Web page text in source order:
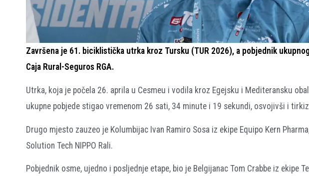
Završena je 61. biciklistička utrka kroz Tursku (TUR 2026), a pobjednik
Caja Rural-Seguros RGA.
Utrka, koja je počela 26. aprila u Cesmeu i vodila kroz Egejsku i Mediteransku
ukupne pobjede stigao vremenom 26 sati, 34 minute i 19 sekundi, osvojivši i
Drugo mjesto zauzeo je Kolumbijac Ivan Ramiro Sosa iz ekipe Equipo Kern
Solution Tech NIPPO Rali.
Pobjednik osme, ujedno i posljednje etape, bio je Belgijanac Tom Crabbe iz ekipe